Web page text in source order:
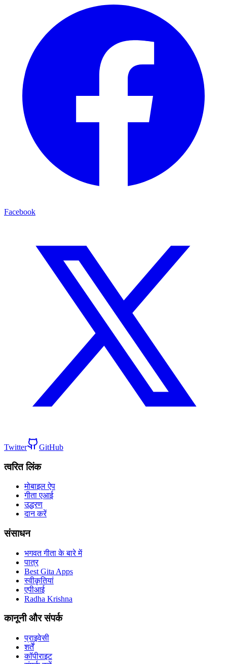
Facebook
Twitter GitHub
त्वरित लिंक
मोबाइल ऐप
गीता एआई
उद्धरण
दान करें
संसाधन
भगवत गीता के बारे में
पात्र
Best Gita Apps
स्वीकृतियां
एपीआई
Radha Krishna
कानूनी और संपर्क
प्राइवेसी
शर्तें
कॉपीराइट